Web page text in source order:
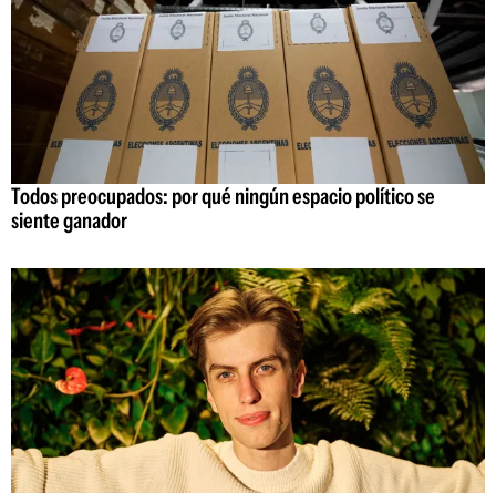
Todos preocupados: por qué ningún espacio político se
siente ganador